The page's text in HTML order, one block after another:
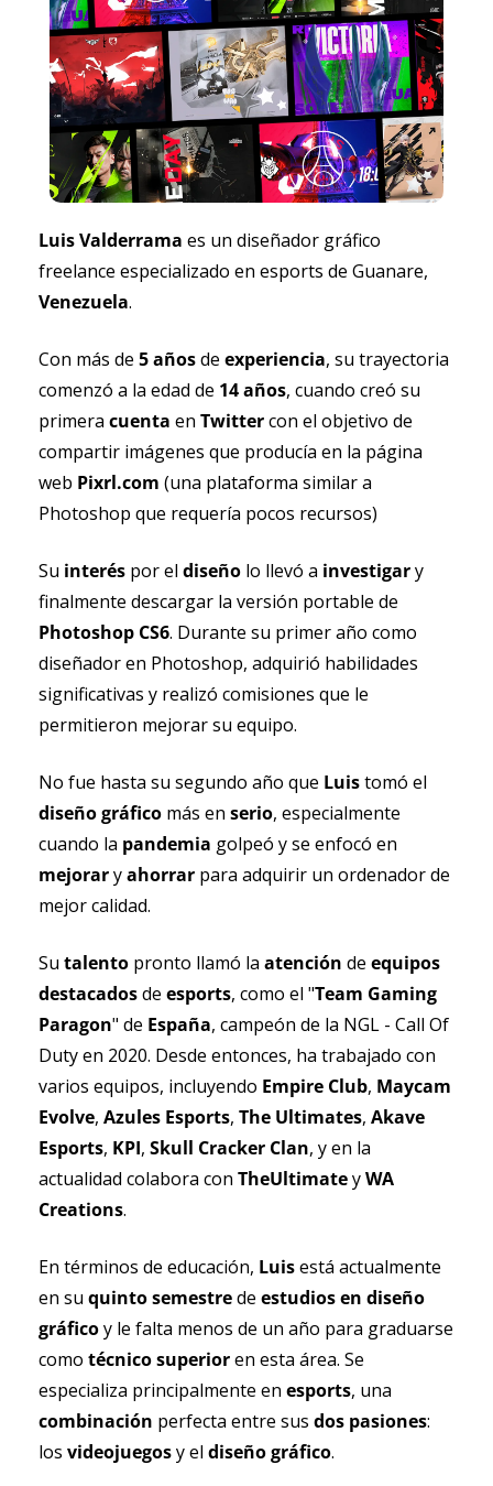
Luis Valderrama es un diseñador gráfico
Venezuela.
Con más de 5 años de experiencia, su trayectoria
comenzó a la edad de 14 años, cuando creó su
primera cuenta en Twitter con el objetivo de
compartir imágenes que producía en la página
web Pixrl.com (una plataforma similar a
Photoshop que requería pocos recursos)
Su interés por el diseño lo llevó a investigar y
finalmente descargar la versión portable de
Photoshop CS6. Durante su primer año como
diseñador en Photoshop, adquirió habilidades
significativas y realizó comisiones que le
permitieron mejorar su equipo.
No fue hasta su segundo año que Luis
diseño gráfico más en serio, especialmente
cuando la pandemia
mejorar y ahorrar para adquirir un ordenador de
mejor calidad.
Su talento pronto llamó la atención de equipos
destacados de esports, como el "Team Gaming
Paragon" de España, campeón de la NGL - Call Of
Duty en 2020. Desde entonces, ha trabajado con
varios equipos, incluyendo Empire Club, Maycam
Evolve, Azules Esports, The Ultimates, Akave
Esports, KPI, Skull Cracker Clan, y en la
actualidad colabora con TheUltimate y WA
Creations.
En términos de educación, Luis está actualmente
en su quinto semestre de estudios en diseño
gráfico y le falta menos de un año para graduarse
como técnico superior en esta área. Se
especializa principalmente en esports
combinación perfecta entre sus dos pasiones:
los videojuegos y el diseño gráfico.